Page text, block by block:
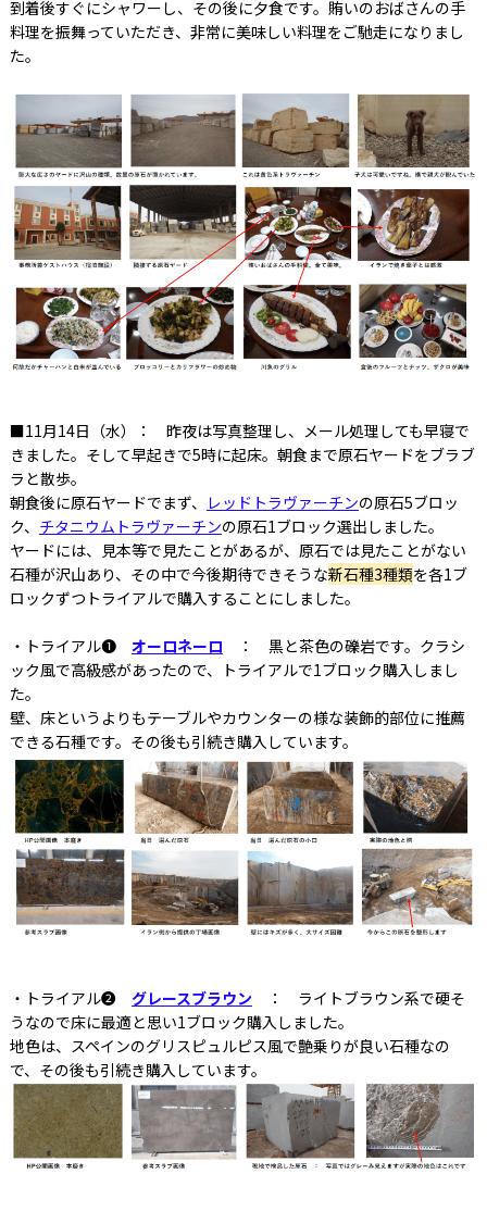
到着後すぐにシャワーし、その後に夕食です。賄いのおばさんの手
料理を振舞っていただき、非常に美味しい料理をご馳走になりまし
た。
■11月14日（水）： 昨夜は写真整理し、メール処理しても早寝で
きました。そして早起きで5時に起床。朝食まで原石ヤードをブラブ
ラと散歩。
朝食後に原石ヤードでまず、 レッドトラヴァーチンの原石5ブロッ
ク、 チタニウムトラヴァーチンの原石1ブロック選出しました。
ヤードには、見本等で見たことがあるが、原石では見たことがない
石種が沢山あり、その中で今後期待できそうな新石種3種類を各1ブ
ロックずつトライアルで購入することにしました。
・トライアル❶ オーロネーロ
： 黒と茶色の礫岩です。クラシ
ック風で高級感があったので、トライアルで1ブロック購入しまし
た。
壁、床というよりもテーブルやカウンターの様な装飾的部位に推薦
できる石種です。その後も引続き購入しています。
・トライアル❷ グレースブラウン ： ライトブラウン系で硬そ
うなので床に最適と思い1ブロック購入しました。
地色は、スペインのグリスピュルピス風で艶乗りが良い石種なの
で、その後も引続き購入しています。